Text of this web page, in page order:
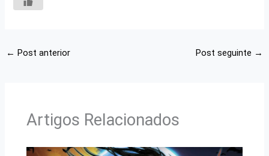
← Post anterior Post seguinte →
Artigos Relacionados